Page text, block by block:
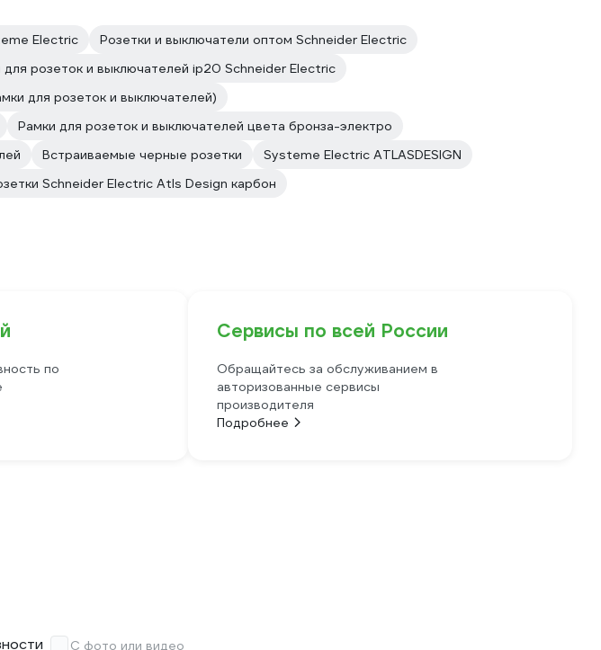
Electric
Розетки и выключатели оптом Schneider Electric
для розеток и выключателей ip20 Schneider Electric
для розеток и выключателей)
Рамки для розеток и выключателей цвета бронза-электро
Встраиваемые черные розетки
Systeme Electric ATLASDESIGN
Schneider Electric Atls Design карбон
по
Сервисы по всей России
Обращайтесь за обслуживанием в
авторизованные сервисы
производителя
Подробнее
С фото или видео